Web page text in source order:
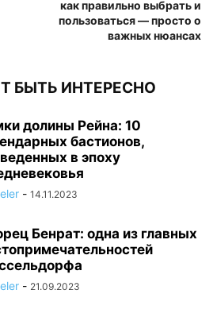
как правильно выбрать и
пользоваться — просто о
важных нюансах
БЫТЬ ИНТЕРЕСНО
долины Рейна: 10
бастионов,
в эпоху
- 14.11.2023
Бенрат: одна из главных
- 21.09.2023